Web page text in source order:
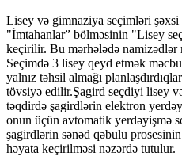
Lisey və gimnaziya seçimləri şəxsi
"İmtahanlar” bölməsinin "Lisey
keçirilir. Bu mərhələdə namizədlər
Seçimdə 3 lisey qeyd etmək
yalnız təhsil almağı
tövsiyə edilir.Şagird seçdiyi lisey
təqdirdə şagirdlərin elektron
onun üçün avtomatik yerdəyişmə
şagirdlərin sənəd qəbulu prosesinin
həyata keçirilməsi nəzərdə tutulur.